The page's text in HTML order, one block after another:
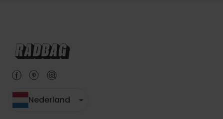
Nederland